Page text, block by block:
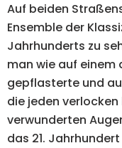
Auf beiden
Ensemble der
Jahrhunderts zu
man wie auf
gepflasterte und
die jeden
verwunderten
das 21.